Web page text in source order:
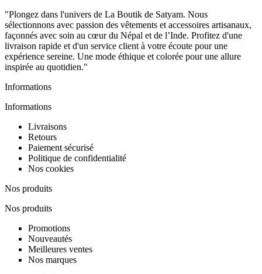
"Plongez dans l'univers de La Boutik de Satyam. Nous
sélectionnons avec passion des vêtements et accessoires artisanaux,
façonnés avec soin au cœur du Népal et de l’Inde. Profitez d'une
livraison rapide et d'un service client à votre écoute pour une
expérience sereine. Une mode éthique et colorée pour une allure
inspirée au quotidien."
Informations
Informations
Livraisons
Retours
Paiement sécurisé
Politique de confidentialité
Nos cookies
Nos produits
Nos produits
Promotions
Nouveautés
Meilleures ventes
Nos marques